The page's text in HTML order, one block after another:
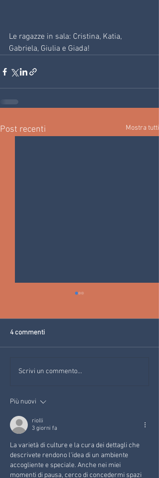
Le ragazze in sala: Cristina, Katia,
Gabriela, Giulia e Giada!
Post recenti Mostra tutti
Milano-Cortina 2026: le
4 commenti
Scrivi un commento...
Più nuovi
riolli
3 giorni fa
La varietà di culture e la cura dei dettagli che
descrivete rendono l'idea di un ambiente
accogliente e speciale. Anche nei miei
momenti di pausa, cerco di concedermi spazi